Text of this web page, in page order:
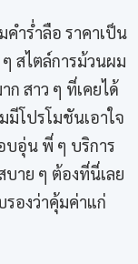
ำร่ำลือ ราคาเป็น
สไตล์การม้วนผม
สาว ๆ ที่เคยได้
โปรโมชันเอาใจ
บอุ่น พี่ ๆ บริการ
บาย ๆ ต้องที่นี่เลย
องว่าคุ้มค่าแก่